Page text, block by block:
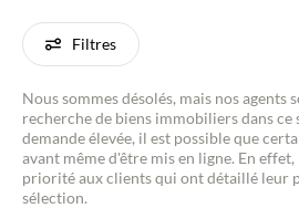
Filtres
Nous sommes désolés, mais nos agents
recherche de biens immobiliers dans ce
demande élevée, il est possible que
avant même d'être mis en ligne. En
priorité aux clients qui ont détaillé leur
sélection.